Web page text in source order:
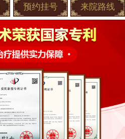
预约挂号 来院路线